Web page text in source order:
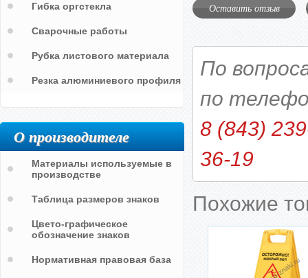
Оставить отзыв
По
по
8 (843)
36-19
Похожие
Гибка оргстекла
Сварочные работы
Рубка листового материала
Резка алюминиевого профиля
О производителе
Материалы используемые в
производстве
Таблица размеров знаков
Цвето-графическое
обозначение знаков
Нормативная правовая база